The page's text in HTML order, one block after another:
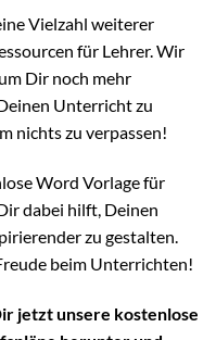
Vielzahl weiterer
für Lehrer. Wir
Dir noch mehr
Unterricht zu
nichts zu verpassen!
Word Vorlage für
dabei hilft, Deinen
zu gestalten.
beim Unterrichten!
jetzt unsere kostenlose